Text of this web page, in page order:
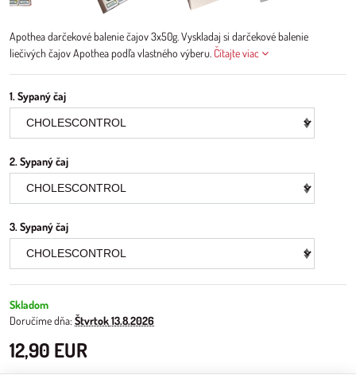
Apothea darčekové balenie čajov 3x50g. Vyskladaj si darčekové balenie
liečivých čajov Apothea podľa vlastného výberu. Čítajte viac
1. Sypaný čaj
2. Sypaný čaj
3. Sypaný čaj
Skladom
Doručíme dňa: Štvrtok13.8.2026
12,90 EUR